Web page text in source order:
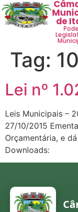
de
Tag:
Lei nº
Leis Municipais –
27/10/2015
Orçamentária, e
Downloads: